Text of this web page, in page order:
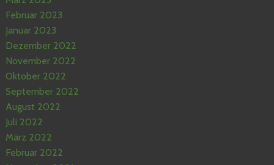
Februar 2023
Januar 2023
Dezember 2022
November 2022
Oktober 2022
September 2022
August 2022
Juli 2022
März 2022
Februar 2022